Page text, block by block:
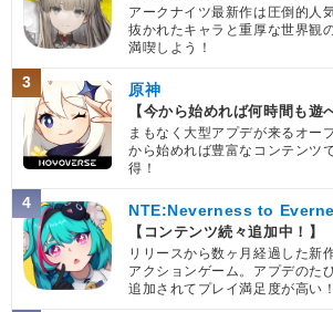
アークナイツ最新作は圧倒的人
抜かれたキャラと重厚な世界観
満喫しよう！
3 原神
【今から始めれば何時間も遊
まもなく大型アプデが来るオー
から始めれば豊富なコンテンツ
得！
4 NTE:Neverness to
【コンテンツ続々追加中！】
リリースから数ヶ月経過した新
アクションゲーム。アプデのた
追加されてプレイ満足度が高い！